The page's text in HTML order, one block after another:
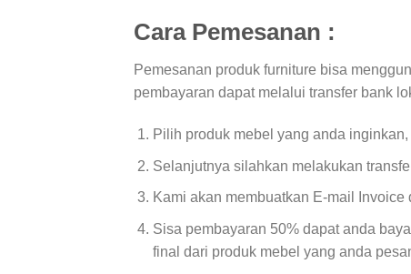
Cara Pemesanan :
Pemesanan produk furniture bisa
pembayaran dapat melalui transfer bank
Pilih produk mebel yang anda
Selanjutnya silahkan melakukan
Kami akan membuatkan E-mail
Sisa pembayaran 50% dapat anda
final dari produk mebel yang anda